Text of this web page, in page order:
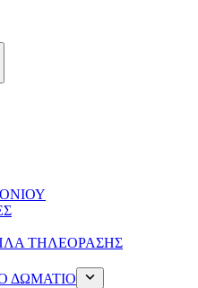
ΤΗΛΕΟΡΑΣΗΣ
ΔΩΜΑΤΙΟ